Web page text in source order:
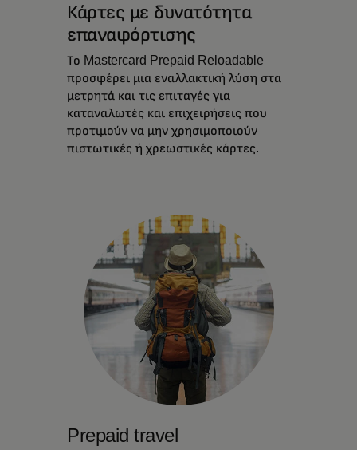
Κάρτες με δυνατότητα
επαναφόρτισης
Το Mastercard Prepaid Reloadable
προσφέρει μια εναλλακτική λύση στα
μετρητά και τις επιταγές για
καταναλωτές και επιχειρήσεις που
προτιμούν να μην χρησιμοποιούν
πιστωτικές ή χρεωστικές κάρτες.
Prepaid travel